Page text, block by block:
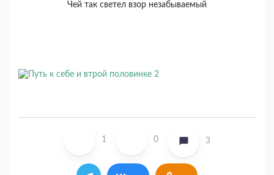
Чей так светел взор незабываемый
1 0 3